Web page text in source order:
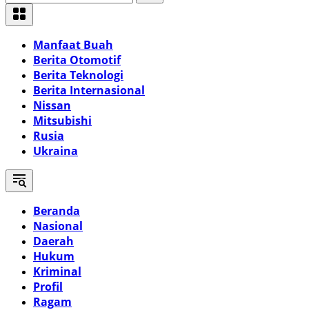
Manfaat Buah
Berita Otomotif
Berita Teknologi
Berita Internasional
Nissan
Mitsubishi
Rusia
Ukraina
Beranda
Nasional
Daerah
Hukum
Kriminal
Profil
Ragam